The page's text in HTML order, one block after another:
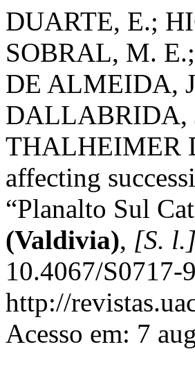
DUARTE, E.;
SOBRAL, M.
DE ALMEIDA,
DALLABRIDA,
THALHEIMER
affecting
“Planalto Sul
(Valdivia), [S. l.]
10.4067/S0717-
http://
Acesso em: 7